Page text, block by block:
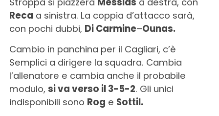
Reca a sinistra. La coppia d’attacco sarà,
con pochi dubbi, Di Carmine–Ounas.
Cambio in panchina per il Cagliari, c’è
Semplici a dirigere la squadra. Cambia
l’allenatore e cambia anche il probabile
modulo, si va verso il 3-5-2. Gli unici
indisponibili sono Rog e Sottil.